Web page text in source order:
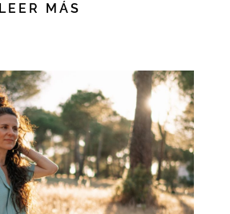
LEER MÁS